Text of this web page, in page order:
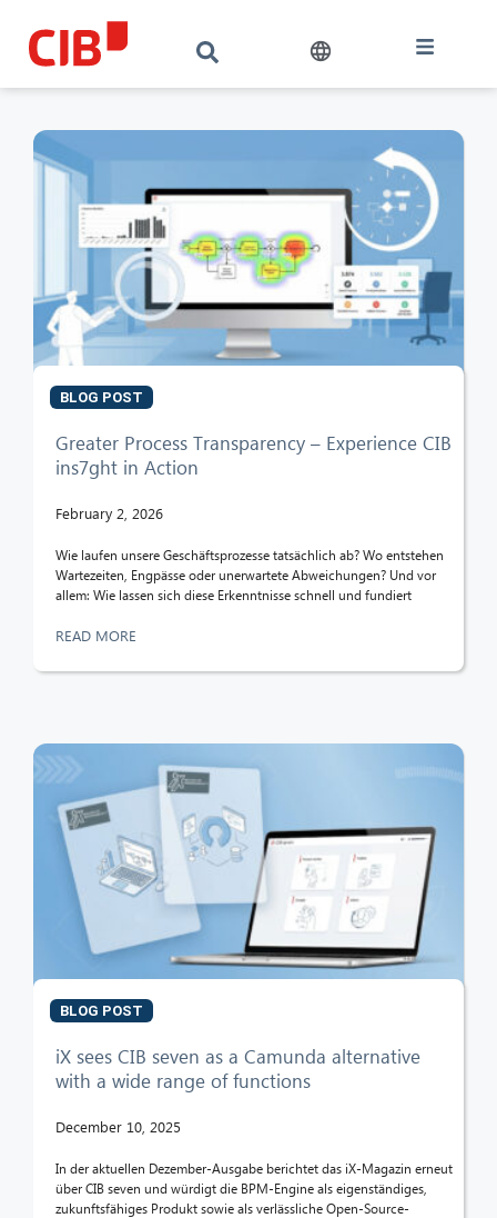
BLOG POST
Greater Process Transparency – Experience CIB
ins7ght in Action
February 2, 2026
Wie laufen unsere Geschäftsprozesse tatsächlich ab? Wo entstehen
Wartezeiten, Engpässe oder unerwartete Abweichungen? Und vor
allem: Wie lassen sich diese Erkenntnisse schnell und fundiert
READ MORE
BLOG POST
iX sees CIB seven as a Camunda alternative
with a wide range of functions
December 10, 2025
In der aktuellen Dezember-Ausgabe berichtet das iX-Magazin erneut
über CIB seven und würdigt die BPM-Engine als eigenständiges,
zukunftsfähiges Produkt sowie als verlässliche Open-Source-